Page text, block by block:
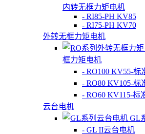
内转无框力矩电机
- RI85-PH KV85
- RI75-PH KV70
外转无框力矩电机
框力矩电机
- RO100 KV55-标
- RO80 KV105-标
- RO60 KV115-标
云台电机
GL
- GL II云台电机